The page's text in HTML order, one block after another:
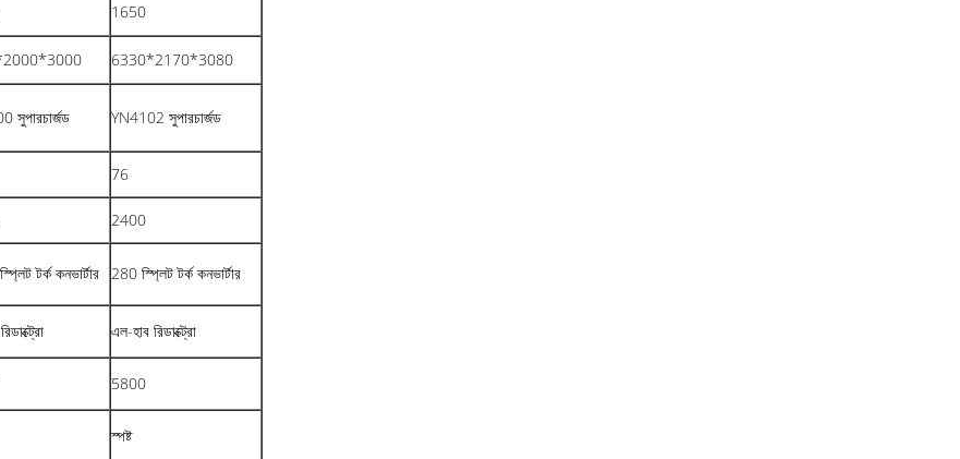
1650
6330*2170*3080
সুপারচার্জড YN4102 সুপারচার্জড
76
2400
টর্ক কনভার্টার 280 স্প্লিট টর্ক কনভার্টার
এল-হাব রিডাক্ট্রো
5800
স্পষ্ট